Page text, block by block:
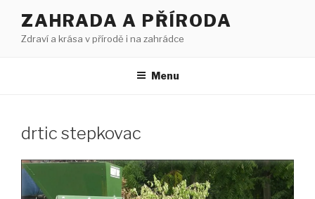
obsahu
ZAHRADA A PŘÍRODA
Zdraví a krása v přírodě i na zahrádce
Menu
drtic stepkovac